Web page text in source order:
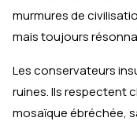
murmures de
mais toujours
Les conservateurs
ruines. Ils respectent
mosaïque ébréchée,